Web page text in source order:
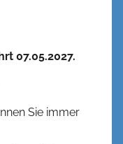
07.05.2027.
Sie immer